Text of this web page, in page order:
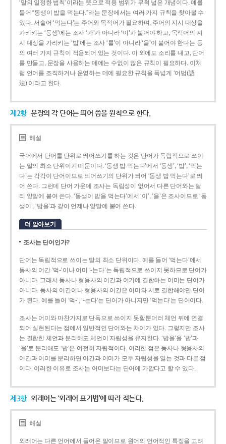
‘말의 일정한 법칙’이라는 뜻으로 적용 범위가 무척 넓은 개념이다. 예를
들어 “동생이 밥을 먹는다.”라는 문장에서는 여러 가지 규칙을 찾아볼 수
있다. 서술어 ‘먹는다’는 주어와 목적어가 필요하며, 주어의 지시 대상을
가리키는 ‘동생’에는 조사 ‘가’가 아니라 ‘이’가 붙어야 하고, 목적어의 지
시 대상을 가리키는 ‘밥’에는 조사 ‘를’이 아니라 ‘을’이 붙어야 한다는 등
의 여러 가지 규칙이 적용되어 있는 것이다. 이 외에도 소리를 내고, 단어
를 만들고, 문장을 사용하는 데에는 수없이 많은 규칙이 필요하다. 이처
럼 언어를 조직하거나 운영하는 데에 필요한 규칙을 폭넓게 ‘어법(語
法)’이라고 한다.
제2항 문장의 각 단어는 띄어 씀을 원칙으로 한다.
해설
국어에서 단어를 단위로 띄어쓰기를 하는 것은 단어가 독립적으로 쓰이
는 말의 최소 단위이기 때문이다. ‘동생 밥 먹는다’에서 ‘동생’, ‘밥’, ‘먹는
다’는 각각이 단어이므로 띄어쓰기의 단위가 되어 ‘동생 밥 먹는다’로 띄
어 쓴다. 그런데 단어 가운데 조사는 독립성이 없어서 다른 단어와는 달
리 앞말에 붙여 쓴다. ‘동생이 밥을 먹는다’에서 ‘이’, ‘을’은 조사이므로 ‘동
생이’, ‘밥을’과 같이 언제나 앞말에 붙여 쓴다.
더 알아보기
조사는 단어인가?
단어는 독립적으로 쓰이는 말의 최소 단위이다. 예를 들어 ‘먹는다’에서
동사의 어간 ‘먹-­’이나 어미 ‘­-는다’는 독립적으로 쓰이지 못하므로 단어가
아니다. 그래서 동사나 형용사의 어간과 여기에 결합하는 어미는 단어가
아니다. 동사의 어간이나 형용사의 어간은 어미와 서로 결합해야만 단어
가 된다. 예를 들어 ‘먹-’, ‘-는다’는 단어가 아니지만 ‘먹는다’는 단어이다.
조사는 어미와 마찬가지로 단독으로 쓰이지 못할뿐더러 체언 뒤에 연결
되어 실현된다는 점에서 일반적인 단어와는 차이가 있다. 그렇지만 조사
는 결합한 체언과 분리해도 체언이 자립성을 유지한다. ‘밥을’을 ‘밥’과
‘을’로 분리해도 ‘밥’은 여전히 자립적이다. 이러한 점은 동사나 형용사의
어간과 어미를 분리하면 어간과 어미가 모두 자립성을 잃는 것과 다른 점
이다. 이러한 이유로 조사는 어미보다는 단어에 가깝다고 할 수 있다.
제3항 외래어는 ‘외래어 표기법’에 따라 적는다.
해설
외래어는 다른 언어에서 들어온 말이므로 원어의 언어적인 특징을 고려